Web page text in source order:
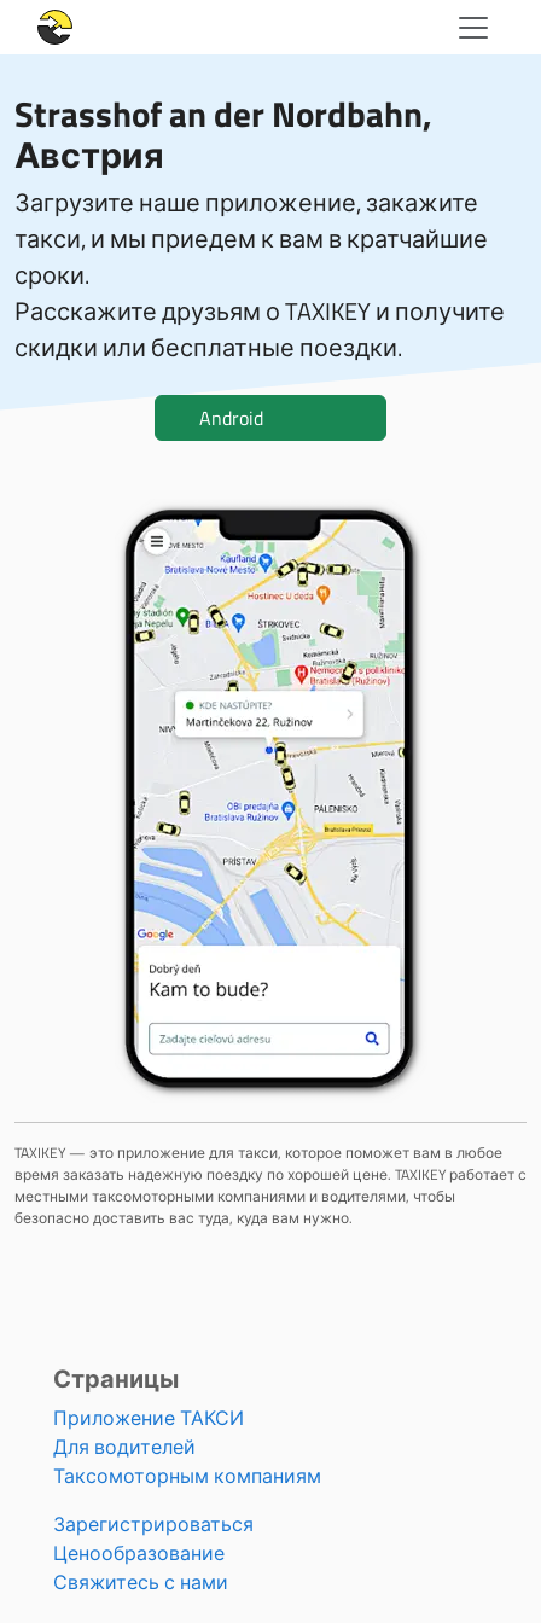
Strasshof an der Nordbahn,
Австрия
Загрузите наше приложение, закажите
такси, и мы приедем к вам в кратчайшие
сроки.
Расскажите друзьям о TAXIKEY и получите
скидки или бесплатные поездки.
Android
TAXIKEY — это приложение для такси, которое поможет вам в любое
время заказать надежную поездку по хорошей цене. TAXIKEY работает с
местными таксомоторными компаниями и водителями, чтобы
безопасно доставить вас туда, куда вам нужно.
Страницы
Приложение ТАКСИ
Для водителей
Таксомоторным компаниям
Зарегистрироваться
Ценообразование
Свяжитесь с нами